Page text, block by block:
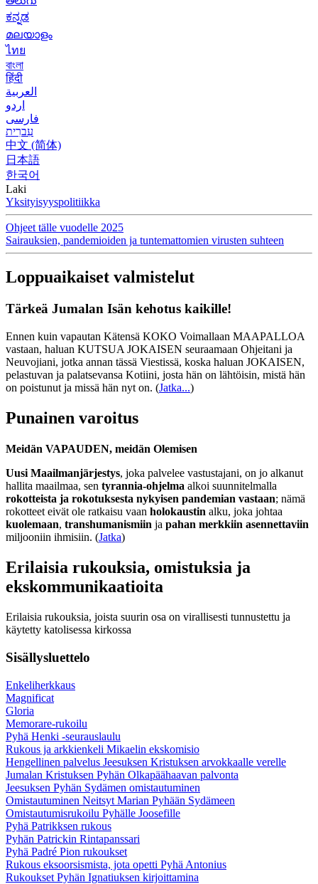
ಕನ್ನಡ
മലയാളം
ไทย
বাংলা
हिंदी
العربية
اردو
فارسی
עִברִית
中文 (简体)
日本語
한국어
Laki
Yksityisyyspolitiikka
Ohjeet tälle vuodelle 2025
Sairauksien, pandemioiden ja tuntemattomien virusten suhteen
Loppuaikaiset valmistelut
Tärkeä Jumalan Isän kehotus kaikille!
Ennen kuin vapautan Kätensä KOKO Voimallaan MAAPALLOA
vastaan, haluan KUTSUA JOKAISEN seuraamaan Ohjeitani ja
Neuvojiani, jotka annan tässä Viestissä, koska haluan JOKAISEN,
pelastuvan ja palatsevansa Kotiini, josta hän on lähtöisin, mistä hän
on poistunut ja missä hän nyt on. (Jatka...)
Punainen varoitus
Meidän VAPAUDEN, meidän Olemisen
Uusi Maailmanjärjestys, joka palvelee vastustajani, on jo alkanut
hallita maailmaa, sen tyrannia-ohjelma alkoi suunnitelmalla
rokotteista ja rokotuksesta nykyisen pandemian vastaan; nämä
rokotteet eivät ole ratkaisu vaan holokaustin alku, joka johtaa
kuolemaan, transhumanismiin ja pahan merkkiin asennettaviin
miljooniin ihmisiin. (Jatka)
Erilaisia rukouksia, omistuksia ja
ekskommunikaatioita
Erilaisia rukouksia, joista suurin osa on virallisesti tunnustettu ja
käytetty katolisessa kirkossa
Sisällysluettelo
Enkeliherkkaus
Magnificat
Gloria
Memorare-rukoilu
Pyhä Henki -seurauslaulu
Rukous ja arkkienkeli Mikaelin ekskomisio
Hengellinen palvelus Jeesuksen Kristuksen arvokkaalle verelle
Jumalan Kristuksen Pyhän Olkapäähaavan palvonta
Jeesuksen Pyhän Sydämen omistautuminen
Omistautuminen Neitsyt Marian Pyhään Sydämeen
Omistautumisrukoilu Pyhälle Joosefille
Pyhä Patrikksen rukous
Pyhän Patrickin Rintapanssari
Pyhä Padré Pion rukoukset
Rukous eksoorsismista, jota opetti Pyhä Antonius
Rukoukset Pyhän Ignatiuksen kirjoittamina